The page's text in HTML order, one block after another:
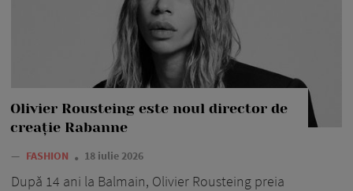
Olivier Rousteing este noul director de
creație Rabanne
— FASHION 18 iulie 2026
După 14 ani la Balmain, Olivier Rousteing preia